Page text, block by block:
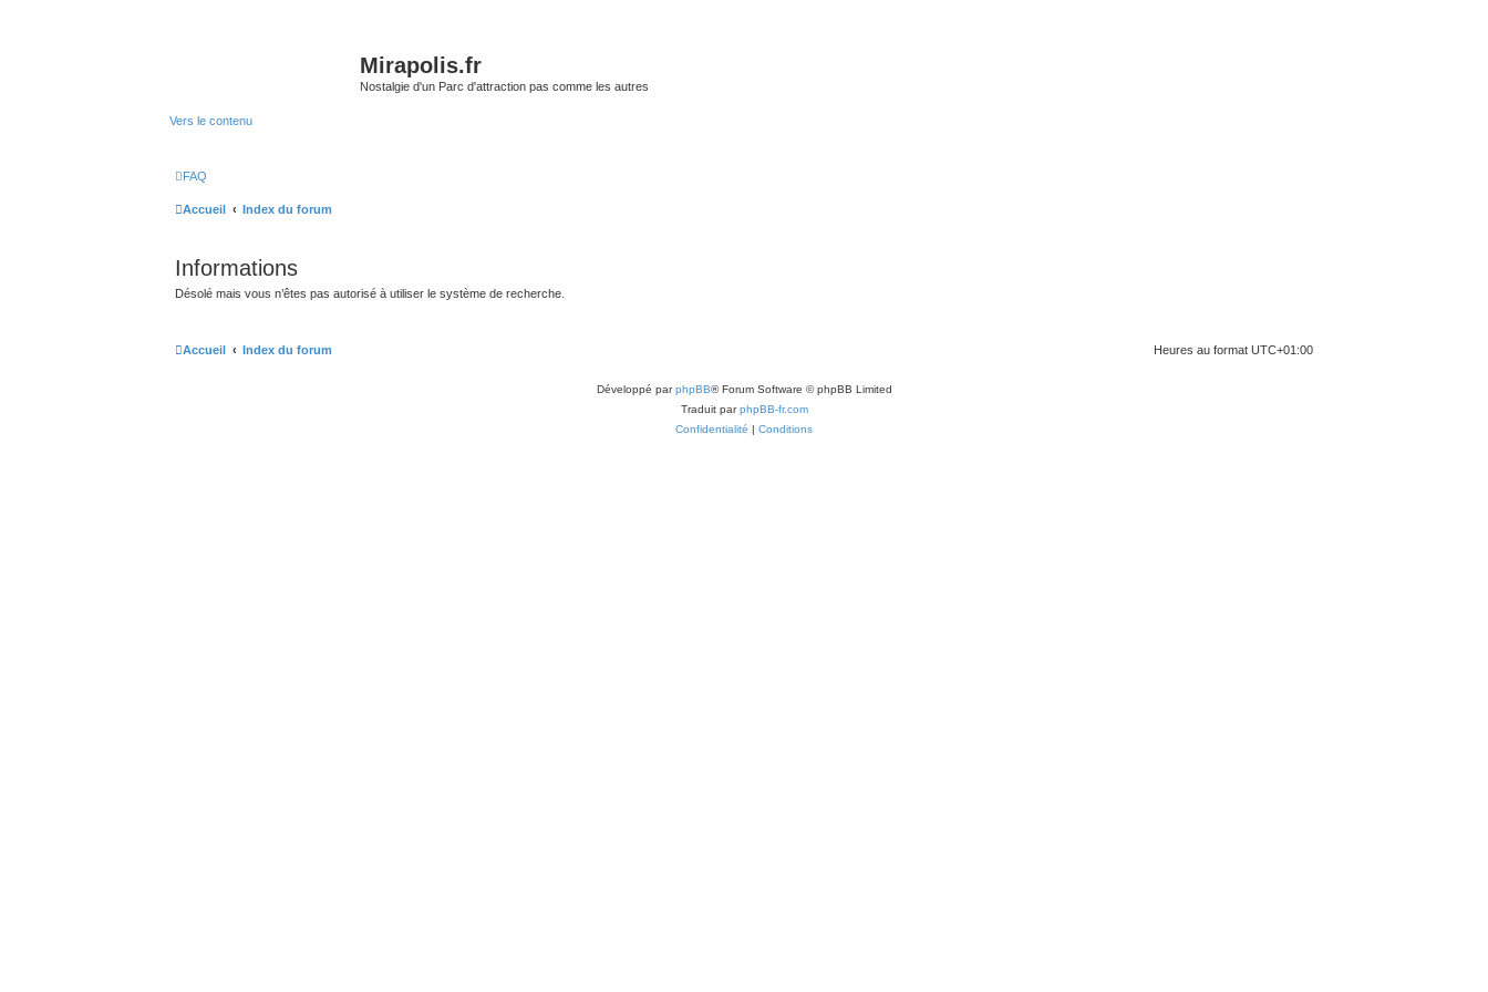
Mirapolis.fr
Nostalgie d'un Parc d'attraction pas comme les autres
Vers le contenu
FAQ
Accueil Index du forum
Informations
Désolé mais vous n’êtes pas autorisé à utiliser le système de recherche.
Accueil Index du forum Heures au format UTC+01:00
Développé parphpBB® Forum Software © phpBB Limited
Traduit parphpBB-fr.com
Confidentialité | Conditions